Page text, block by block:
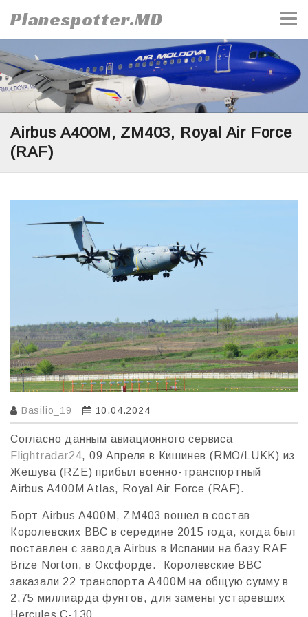
to
content
Planespotter.MD
Airbus A400M, ZM403, Royal Air Force
(RAF)
Basilio_19 10.04.2024
Согласно данным авиационного сервиса
Flightradar24, 09 Апреля в Кишинев (RMO/LUKK) из
Жешува (RZE) прибыл военно-транспортный
Airbus A400M Atlas, Royal Air Force (RAF).
Борт Airbus A400M, ZM403 вошел в состав
Королевских ВВС в середине 2015 года, когда был
поставлен с завода Airbus в Испании на базу RAF
Brize Norton, в Оксфорде. Королевские ВВС
заказали 22 транспорта A400M на общую сумму в
2,75 миллиарда фунтов, для замены устаревших